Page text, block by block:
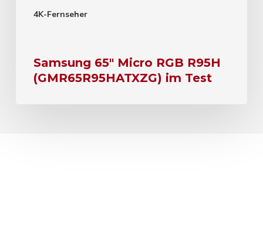
4K-Fernseher
Samsung 65″ Micro RGB R95H
(GMR65R95HATXZG) im Test